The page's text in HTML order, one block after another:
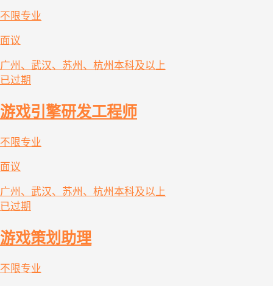
不限专业
面议
广州、武汉、苏州、杭州 本科及以上
已过期
游戏引擎研发工程师
不限专业
面议
广州、武汉、苏州、杭州 本科及以上
已过期
游戏策划助理
不限专业